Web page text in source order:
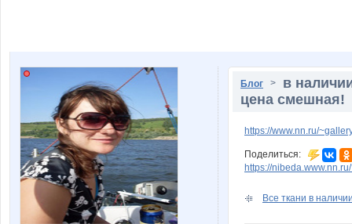
Блог > в
цена смешная!
https://www.nn.ru/
Поделиться:
https://
Все ткани в